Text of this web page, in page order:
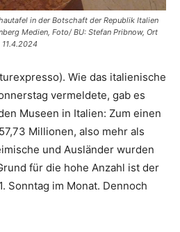
in der Botschaft der Republik Italien
Medien, Foto/ BU: Stefan Pribnow, Ort
11.4.2024
Wie das italienische
vermeldete, gab es
Museen in Italien: Zum einen
Millionen, also mehr als
und Ausländer wurden
für die hohe Anzahl ist der
Sonntag im Monat. Dennoch